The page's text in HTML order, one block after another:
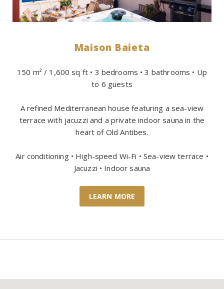
Maison Baieta
150 m² / 1,600 sq ft • 3 bedrooms • 3 bathrooms • Up
to 6 guests
A refined Mediterranean house featuring a sea-view
terrace with jacuzzi and a private indoor sauna in the
heart of Old Antibes.
Air conditioning • High-speed Wi-Fi • Sea-view terrace •
Jacuzzi • Indoor sauna
LEARN MORE